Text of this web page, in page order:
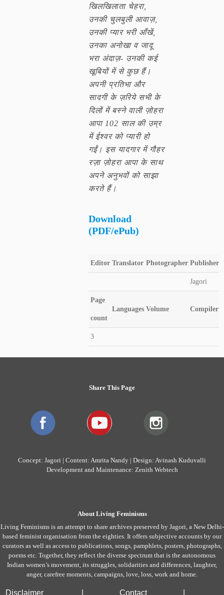
खिलखिलाता चेहरा,
उनकी चुलबुली आवाज़,
उनकी प्यार भरी आँखें,
उनका अनोखा व जादू
भरा अंदाज़- उनकी कई
खूबियों में से कुछ हैं।
अपनी प्रतिभा और
सादगी के ज़रिये सभी के
दिलों में बस्ने वाली ज़ोहरा
आपा 102 साल की उम्र
में ईश्वर को प्यारी हो
गईं। इस यादगार में गौहर
रज़ा ज़ोहरा आपा के साथ
अपने अनुभवों को साझा
करते हैं।
Download
(PDF/ePub)
Editor Translator Photographer Publisher
Jagori
Page
count
Languages Volume Compiler
3
Share This Page
Concept: Jagori | Content: Amrita Nandy | Design: Avinash Kuduvalli
Development and Maintenance: Zenith Webtech
About Living Feminisms
Living Feminisms is an attempt to share archives preserved by Jagori, a New Delhi-
based feminist organisation from the eighties. It offers subjective accounts by our
curators as well as access to publications, songs, pamphlets, posters, photographs,
poems etc. Together, they reflect the diverse spectrum that is the autonomous
Indian women’s movement, its struggles, solidarities and differences, laughter,
anger, carefree moments, campaigns, love, loss, work and home.
Disclaimer Contact